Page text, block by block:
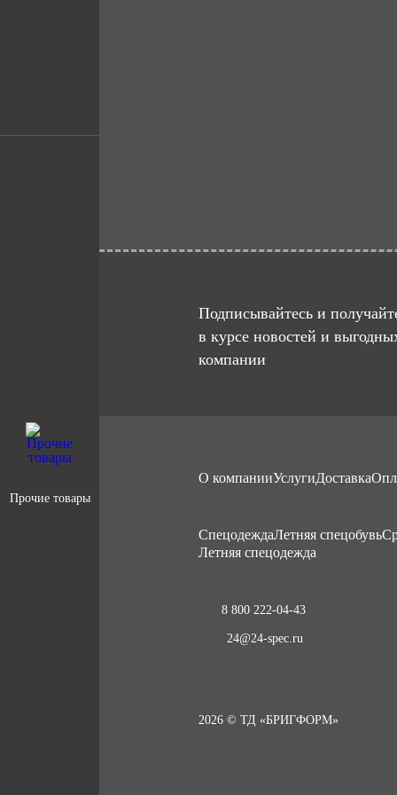
Прочие товары
Подписывайтесь и
в курсе новостей и
компании
О компанииУслугиДоставка
CпецодеждаЛетняя спецобувь
Летняя спецодежда
8 800 222-04-43
24@24-spec.ru
2026 © ТД «БРИГФОРМ»